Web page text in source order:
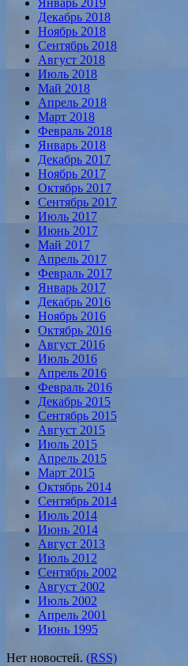
Декабрь 2018
Ноябрь 2018
Сентябрь 2018
Август 2018
Июль 2018
Май 2018
Апрель 2018
Март 2018
Февраль 2018
Январь 2018
Декабрь 2017
Ноябрь 2017
Октябрь 2017
Сентябрь 2017
Июль 2017
Июнь 2017
Май 2017
Апрель 2017
Февраль 2017
Январь 2017
Декабрь 2016
Ноябрь 2016
Октябрь 2016
Август 2016
Июль 2016
Апрель 2016
Февраль 2016
Декабрь 2015
Сентябрь 2015
Август 2015
Июль 2015
Апрель 2015
Март 2015
Октябрь 2014
Сентябрь 2014
Июль 2014
Июнь 2014
Август 2013
Июль 2012
Сентябрь 2002
Август 2002
Июль 2002
Апрель 2001
Июнь 1995
Нет новостей. (RSS)